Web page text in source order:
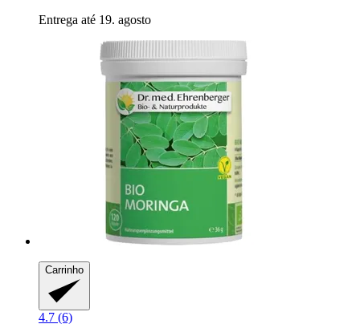
Entrega até 19. agosto
Carrinho
4.7 (6)